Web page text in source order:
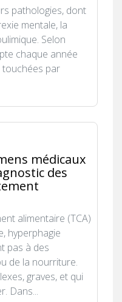
pathologies, dont
mentale, la
Selon
chaque année
par
médicaux
des
alimentaire (TCA)
hyperphagie
pas à des
de la nourriture.
graves, et qui
Dans...